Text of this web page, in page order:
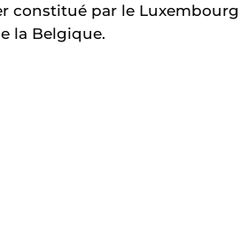
constitué par le Luxembourg
la Belgique.